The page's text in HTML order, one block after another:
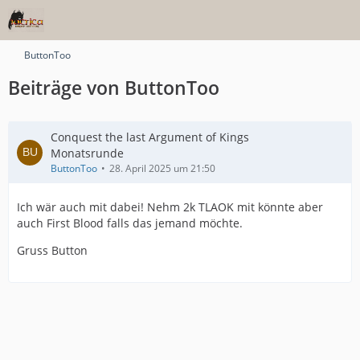
ButtonToo
Beiträge von ButtonToo
Conquest the last Argument of Kings
Monatsrunde
ButtonToo 28. April 2025 um 21:50
Ich wär auch mit dabei! Nehm 2k TLAOK mit könnte aber
auch First Blood falls das jemand möchte.
Gruss Button